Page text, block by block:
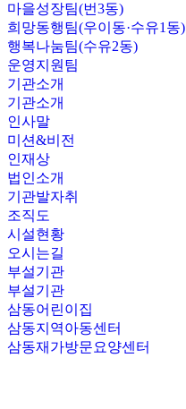
마을성장팀(번3동)
희망동행팀(우이동·수유1동)
행복나눔팀(수유2동)
운영지원팀
기관소개
기관소개
인사말
미션&비전
인재상
법인소개
기관발자취
조직도
시설현황
오시는길
부설기관
부설기관
삼동어린이집
삼동지역아동센터
삼동재가방문요양센터